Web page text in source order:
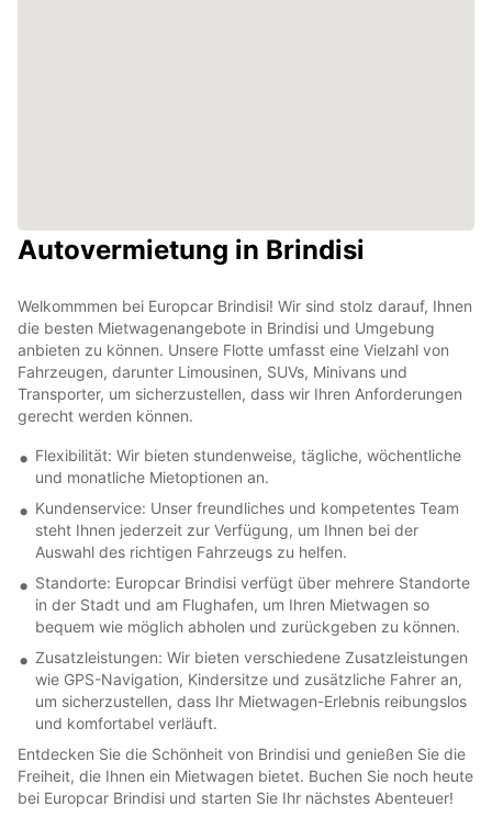
Autovermietung in Brindisi
Welkommmen bei Europcar Brindisi! Wir sind stolz darauf, Ihnen
die besten Mietwagenangebote in Brindisi und Umgebung
anbieten zu können. Unsere Flotte umfasst eine Vielzahl von
Fahrzeugen, darunter Limousinen, SUVs, Minivans und
Transporter, um sicherzustellen, dass wir Ihren Anforderungen
gerecht werden können.
Flexibilität: Wir bieten stundenweise, tägliche, wöchentliche
und monatliche Mietoptionen an.
Kundenservice: Unser freundliches und kompetentes Team
steht Ihnen jederzeit zur Verfügung, um Ihnen bei der
Auswahl des richtigen Fahrzeugs zu helfen.
Standorte: Europcar Brindisi verfügt über mehrere Standorte
in der Stadt und am Flughafen, um Ihren Mietwagen so
bequem wie möglich abholen und zurückgeben zu können.
Zusatzleistungen: Wir bieten verschiedene Zusatzleistungen
wie GPS-Navigation, Kindersitze und zusätzliche Fahrer an,
um sicherzustellen, dass Ihr Mietwagen-Erlebnis reibungslos
und komfortabel verläuft.
Entdecken Sie die Schönheit von Brindisi und genießen Sie die
Freiheit, die Ihnen ein Mietwagen bietet. Buchen Sie noch heute
bei Europcar Brindisi und starten Sie Ihr nächstes Abenteuer!